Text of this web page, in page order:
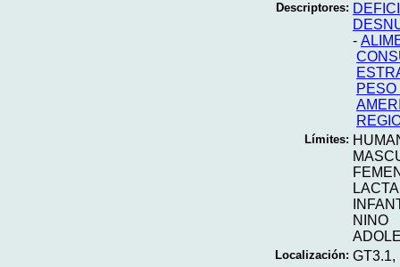
Descriptores:
-
Límites:
NINO
Localización: GT3.1,